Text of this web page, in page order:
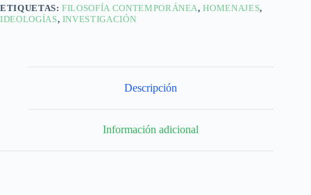
ETIQUETAS:FILOSOFÍA CONTEMPORÁNEA,HOMENAJES,
IDEOLOGÍAS, INVESTIGACIÓN
Descripción
Información adicional